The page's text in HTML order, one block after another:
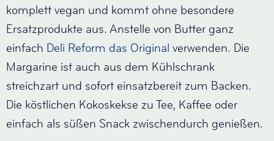
komplett vegan und kommt ohne besondere
Ersatzprodukte aus. Anstelle von Butter ganz
einfach Deli Reform das Original verwenden. Die
Margarine ist auch aus dem Kühlschrank
streichzart und sofort einsatzbereit zum Backen.
Die köstlichen Kokoskekse zu Tee, Kaffee oder
einfach als süßen Snack zwischendurch genießen.